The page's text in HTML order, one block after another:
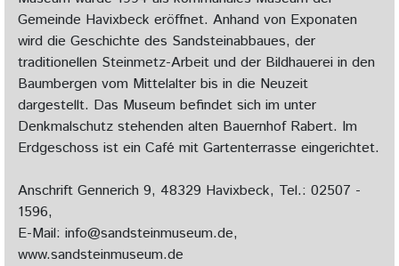
Gemeinde Havixbeck eröffnet. Anhand von Exponaten
wird die Geschichte des Sandsteinabbaues, der
traditionellen Steinmetz-Arbeit und der Bildhauerei in den
Baumbergen vom Mittelalter bis in die Neuzeit
dargestellt. Das Museum befindet sich im unter
Denkmalschutz stehenden alten Bauernhof Rabert. Im
Erdgeschoss ist ein Café mit Gartenterrasse eingerichtet.
Anschrift Gennerich 9, 48329 Havixbeck, Tel.: 02507 -
1596,
E-Mail: info@sandsteinmuseum.de,
www.sandsteinmuseum.de